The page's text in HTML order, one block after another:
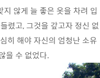
않게 늘 좋은 옷을 차려 입
렸고, 그것을 갚고자 정신 없
히 해야 자신의 엄청난 소유
을 수 없었다.